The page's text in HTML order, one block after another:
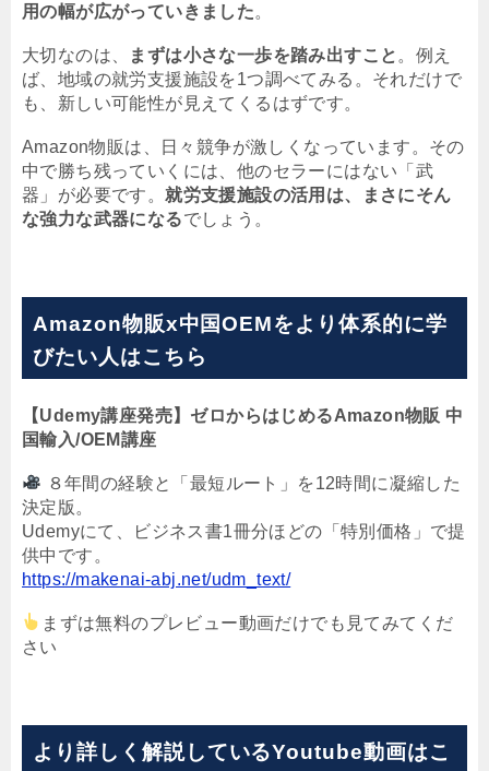
用の幅が広がっていきました。
大切なのは、 まずは小さな一歩を踏み出すこと 。例え
ば、地域の就労支援施設を1つ調べてみる。それだけで
も、新しい可能性が見えてくるはずです。
Amazon物販は、日々競争が激しくなっています。その
中で勝ち残っていくには、他のセラーにはない「武
器」が必要です。就労支援施設の活用は、まさにそん
な強力な武器になるでしょう。
Amazon物販x中国OEMをより体系的に学
びたい人はこちら
【Udemy講座発売】ゼロからはじめるAmazon物販 中
国輸入/OEM講座
８年間の経験と「最短ルート」を12時間に凝縮した
決定版。
Udemyにて、ビジネス書1冊分ほどの「特別価格」で提
供中です。
https://makenai-abj.net/udm_text/
まずは無料のプレビュー動画だけでも見てみてくだ
さい
より詳しく解説しているYoutube動画はこ